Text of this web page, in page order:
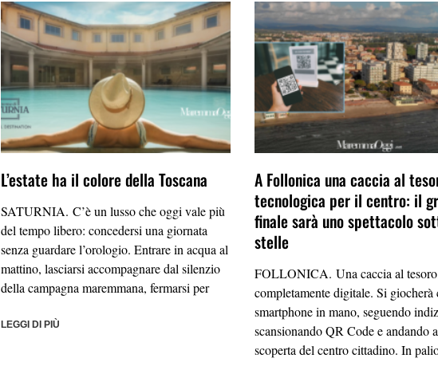
L’estate ha il colore della Toscana
SATURNIA. C’è un lusso che oggi vale più
del tempo libero: concedersi una giornata
senza guardare l’orologio. Entrare in acqua al
mattino, lasciarsi accompagnare dal silenzio
della campagna maremmana, fermarsi per
LEGGI DI PIÙ
A Follonica una caccia al
tecnologica per il centro: il
finale sarà uno spettacolo
stelle
FOLLONICA. Una caccia al
completamente digitale. Si giocherà
smartphone in mano, seguendo
scansionando QR Code e andando
scoperta del centro cittadino. In